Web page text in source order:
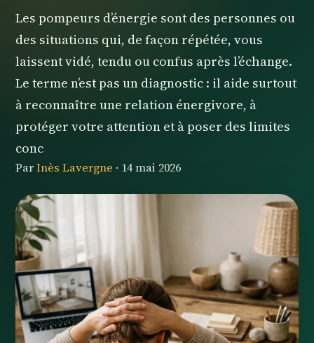
Les pompeurs d’énergie sont des personnes ou
des situations qui, de façon répétée, vous
laissent vidé, tendu ou confus après l’échange.
Le terme n’est pas un diagnostic : il aide surtout
à reconnaître une relation énergivore, à
protéger votre attention et à poser des limites
conc
ParInès Lavergne · 14 mai 2026